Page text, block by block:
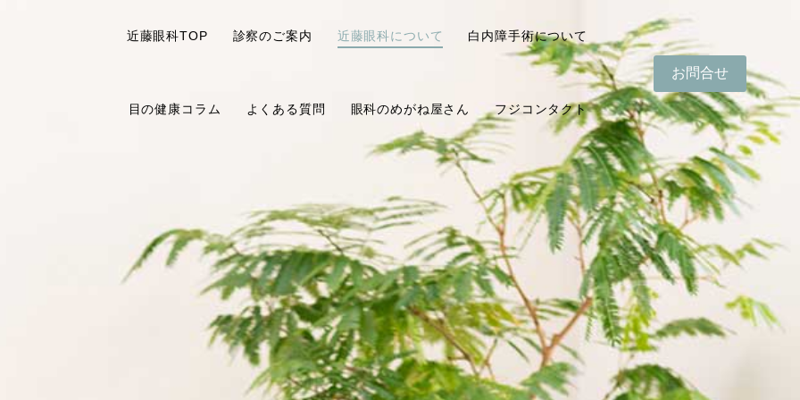
近藤眼科TOP 診察のご案内 近藤眼科について 白内障手術について
目の健康コラム よくある質問 眼科のめがね屋さん フジコンタクト
お問合せ